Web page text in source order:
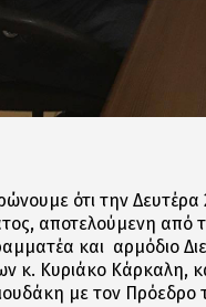
ότι την
αποτελούμενη από
και αρμόδιο
κ. Κυριάκο Κάρκαλη,
με τον Πρόεδρο